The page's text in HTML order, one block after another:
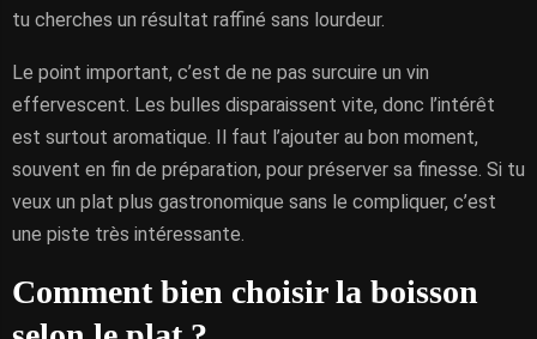
tu cherches un résultat raffiné sans lourdeur.
Le point important, c’est de ne pas surcuire un vin
effervescent. Les bulles disparaissent vite, donc l’intérêt
est surtout aromatique. Il faut l’ajouter au bon moment,
souvent en fin de préparation, pour préserver sa finesse. Si tu
veux un plat plus gastronomique sans le compliquer, c’est
une piste très intéressante.
Comment bien choisir la boisson